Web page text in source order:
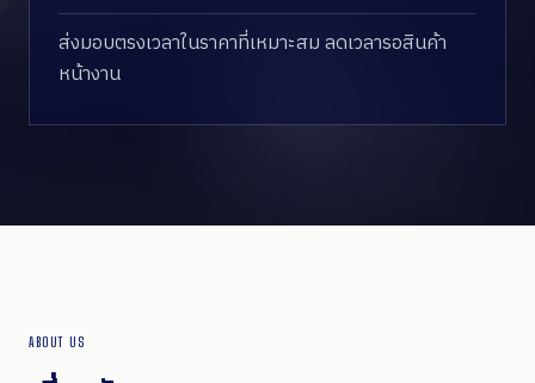
ส่งมอบตรงเวลาในราคาที่เหมาะสม ลดเวลารอสินค้า
หน้างาน
ABOUT US